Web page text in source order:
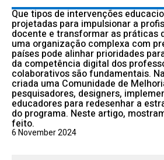
Que tipos de intervenções
projetadas para impulsionar a
docente e transformar as práticas
uma organização complexa com
países pode alinhar prioridades
da competência digital dos
colaborativos são fundamentais.
criada uma Comunidade de
pesquisadores, designers,
educadores para redesenhar a
do programa. Neste artigo,
feito.
6 November 2024